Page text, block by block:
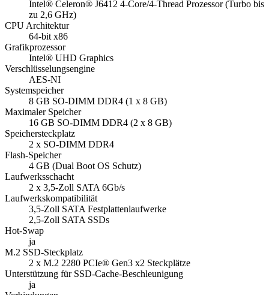
Flash-Speicher
4 GB (Dual Boot OS Schutz)
Laufwerksschacht
2 x 3,5-Zoll SATA 6Gb/s
Laufwerkskompatibilität
3,5-Zoll SATA Festplattenlaufwerke
2,5-Zoll SATA SSDs
Hot-Swap
ja
M.2 SSD-Steckplatz
2 x M.2 2280 PCIe® Gen3 x2 Steckplätze
Unterstützung für SSD-Cache-Beschleunigung
ja
Verbindungen
2,5 Gigabit Ethernet Port (2,5G/1G/100M)
2
Jumbo Frame
ja
USB 2.0 Port
2
USB 3.2 Gen 2 (10 Gbit/s) Port
2 x Typ-A
HDMI-Ausgang
2 x HDMI™ 1.4b ( up to 3840 x 2160 @ 30Hz )
Physisches Erscheinungsbild
Formfaktor
Tower